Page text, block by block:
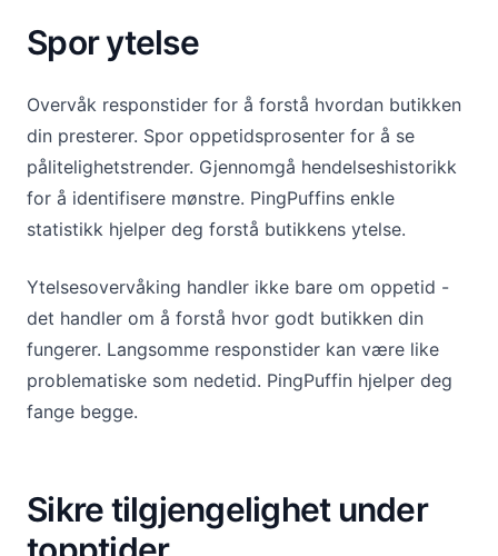
Spor ytelse
Overvåk responstider for å forstå hvordan butikken
din presterer. Spor oppetidsprosenter for å se
pålitelighetstrender. Gjennomgå hendelseshistorikk
for å identifisere mønstre. PingPuffins enkle
statistikk hjelper deg forstå butikkens ytelse.
Ytelsesovervåking handler ikke bare om oppetid -
det handler om å forstå hvor godt butikken din
fungerer. Langsomme responstider kan være like
problematiske som nedetid. PingPuffin hjelper deg
fange begge.
Sikre tilgjengelighet under